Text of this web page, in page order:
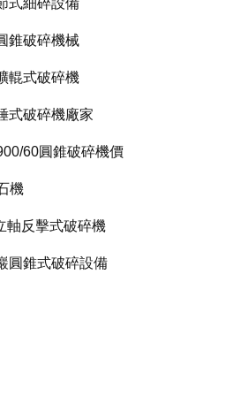
式細碎設備
錐破碎機械
輥式破碎機
式破碎機廠家
60圓錐破碎機價
機
軸反擊式破碎機
圓錐式破碎設備